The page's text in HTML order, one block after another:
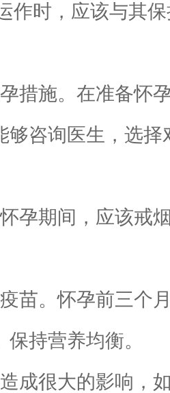
时，应该与其保
施。在准备怀
咨询医生，选
期间，应该戒
。怀孕前三个
持营养均衡。
很大的影响，